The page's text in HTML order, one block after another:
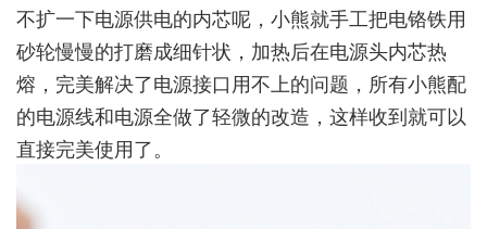
不扩一下电源供电的内芯呢，小熊就手工把电铬铁用
砂轮慢慢的打磨成细针状，加热后在电源头内芯热
熔，完美解决了电源接口用不上的问题，所有小熊配
的电源线和电源全做了轻微的改造，这样收到就可以
直接完美使用了。